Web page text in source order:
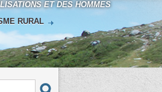
ET DES HOMMES
RURAL